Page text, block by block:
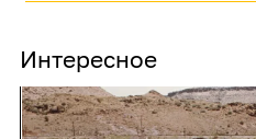
Интересное